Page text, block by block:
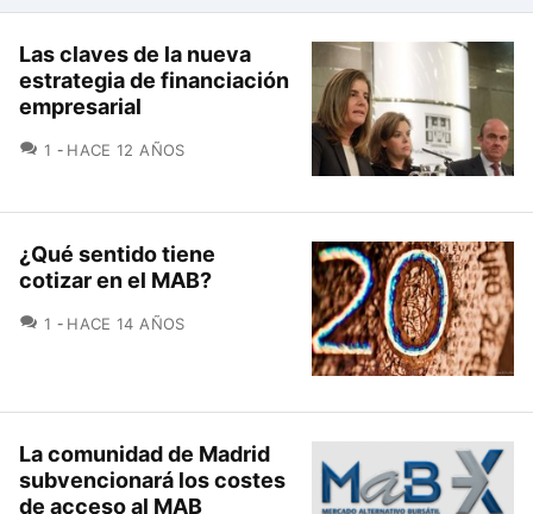
Las claves de la nueva
estrategia de financiación
empresarial
1 COMENTARIOS
HACE 12 AÑOS
¿Qué sentido tiene
cotizar en el MAB?
1 COMENTARIOS
HACE 14 AÑOS
La comunidad de Madrid
subvencionará los costes
de acceso al MAB